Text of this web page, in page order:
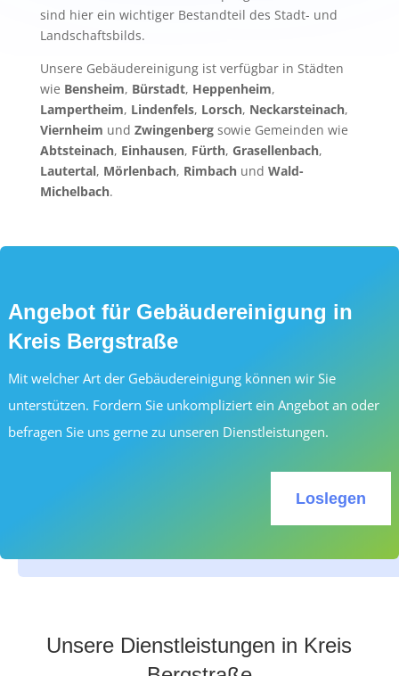
sind hier ein wichtiger Bestandteil des Stadt- und
Landschaftsbilds.
Unsere Gebäudereinigung ist verfügbar in Städten
wie Bensheim, Bürstadt, Heppenheim,
Lampertheim, Lindenfels, Lorsch, Neckarsteinach,
Viernheim und Zwingenbergsowie Gemeinden wie
Abtsteinach, Einhausen, Fürth, Grasellenbach,
Lautertal, Mörlenbach, Rimbachund Wald-
Michelbach.
Angebot für Gebäudereinigung in
Kreis Bergstraße
Mit welcher Art der Gebäudereinigung können wir Sie
unterstützen. Fordern Sie unkompliziert ein Angebot an oder
befragen Sie uns gerne zu unseren Dienstleistungen.
Loslegen
Unsere Dienstleistungen in Kreis